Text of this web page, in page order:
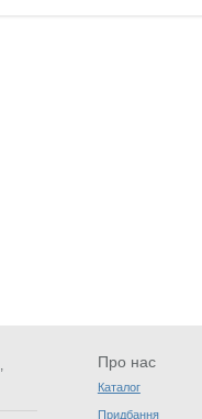
Про нас
Каталог
Придбання